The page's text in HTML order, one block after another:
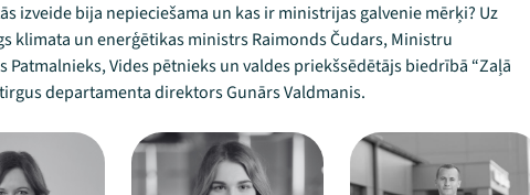
izveide bija nepieciešama un kas ir ministrijas galvenie mērķi? Uz
klimata un enerģētikas ministrs Raimonds Čudars, Ministru
Vides pētnieks un valdes priekšsēdētājs biedrībā “Zaļā
departamenta direktors Gunārs Valdmanis.